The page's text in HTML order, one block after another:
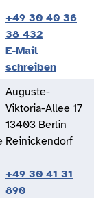
+49 30 40 36
38 432
E-Mail
schreiben
Auguste-
Viktoria-Allee 17
13403 Berlin
Reinickendorf
+49 30 41 31
890